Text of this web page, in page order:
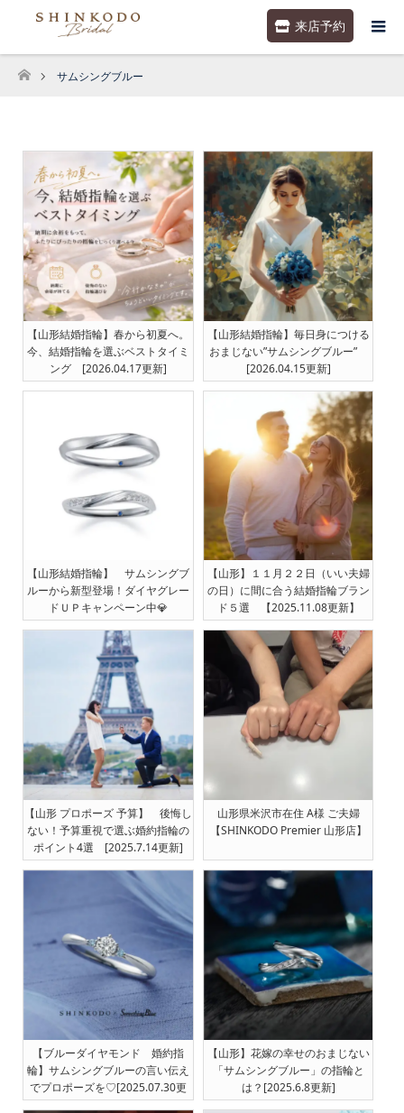
来店予約
ホーム
サムシングブルー
【山形結婚指輪】春から初夏へ。
今、結婚指輪を選ぶベストタイミ
ング [2026.04.17更新]
【山形結婚指輪】毎日身につける
おまじない”サムシングブルー”
[2026.04.15更新]
【山形結婚指輪】 サムシングブ
ルーから新型登場！ダイヤグレー
ドＵＰキャンペーン中💎
[2025.12.02更新]
【山形】１１月２２日（いい夫婦
の日）に間に合う結婚指輪ブラン
ド５選 【2025.11.08更新】
【山形 プロポーズ 予算】 後悔し
ない！予算重視で選ぶ婚約指輪の
ポイント4選 [2025.7.14更新]
山形県米沢市在住 A様 ご夫婦
【SHINKODO Premier 山形店】
【ブルーダイヤモンド 婚約指
輪】サムシングブルーの言い伝え
でプロポーズを♡[2025.07.30更
新]
【山形】花嫁の幸せのおまじない
「サムシングブルー」の指輪と
は？[2025.6.8更新]